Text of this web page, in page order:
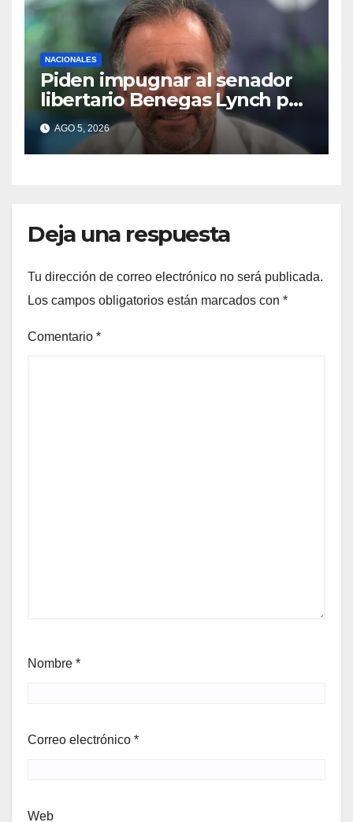
NACIONALES
Piden impugnar al senador
libertario Benegas Lynch por
tener una empresa que
vende tierras a extranjeros
AGO 5, 2026
Deja una respuesta
Tu dirección de correo electrónico no será publicada.
Los campos obligatorios están marcados con *
Comentario *
Nombre *
Correo electrónico *
Web